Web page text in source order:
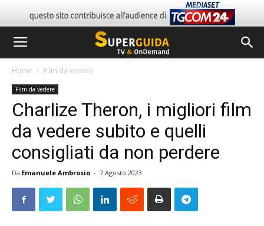
Home Film da vedere
Film da vedere
Charlize Theron, i migliori film
da vedere subito e quelli
consigliati da non perdere
Da Emanuele Ambrosio - 7 Agosto 2023